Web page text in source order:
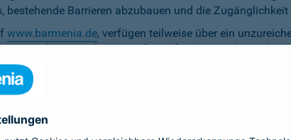
bestehende Barrieren abzubauen und die Zugänglichkeit
www.barmenia.de, verfügen teilweise über ein
und Nutzer gleichermaßen erfassbar sind. Um dem
zu stellen.
noch Audiodeskriptionen, was ihre
der zu versichernden Tage momentan nicht per